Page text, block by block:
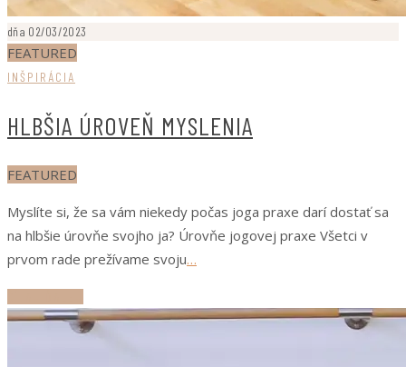
dňa 02/03/2023
FEATURED
INŠPIRÁCIA
HLBŠIA ÚROVEŇ MYSLENIA
FEATURED
Myslíte si, že sa vám niekedy počas joga praxe darí dostať sa
na hlbšie úrovňe svojho ja? Úrovňe jogovej praxe Všetci v
prvom rade prežívame svoju…